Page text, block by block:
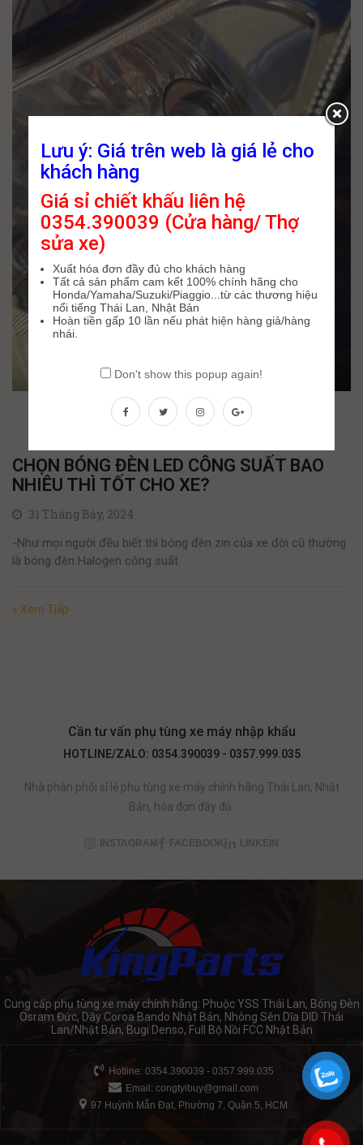
CHỌN BÓNG ĐÈN LED CÔNG SUẤT BAO
NHIÊU THÌ TỐT CHO XE?
31 Tháng Bảy, 2024
-Như mọi người đều biết thì bóng đèn zin của xe đời cũ thường
là bóng đèn Halogen công suất
» Xem Tiếp
Cần tư vấn phụ tùng xe máy nhập khẩu
HOTLINE/ZALO: 0354.390039 - 0357.999.035
Nhà phân phối sỉ lẻ phụ tùng xe máy chính hãng Thái Lan, Nhật
Bản, hóa đơn đầy đủ.
INSTAGRAM FACEBOOK LINKEIN
Cung cấp phụ tùng xe máy chính hãng: Phuộc YSS Thái Lan, Bóng Đèn
Osram Đức, Dây Coroa Bando Nhật Bản, Nhông Sên Dĩa DID Thái
Lan/Nhật Bản, Bugi Denso, Full Bộ Nồi FCC Nhật Bản
Hotline: 0354.390039 - 0357.999.035
Email: congtyibuy@gmail.com
97 Huỳnh Mẫn Đạt, Phường 7, Quận 5, HCM
Lưu ý: Giá trên web là giá lẻ cho
khách hàng
Giá sỉ chiết khấu liên hệ
0354.390039 (Cửa hàng/ Thợ
sửa xe)
Xuất hóa đơn đầy đủ cho khách hàng
Tất cả sản phẩm cam kết 100% chính hãng cho
Honda/Yamaha/Suzuki/Piaggio...từ các thương hiệu
nổi tiếng Thái Lan, Nhật Bản
Hoàn tiền gấp 10 lần nếu phát hiện hàng giả/hàng
nhái.
Don't show this popup again!